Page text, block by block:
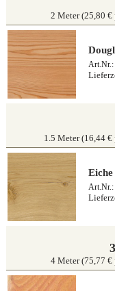
2 Meter (25,80 €
Art.Nr.:
1.5 Meter (16,44 €
Art.Nr.:
4 Meter (75,77 €